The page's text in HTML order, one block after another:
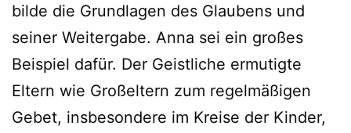
bilde die Grundlagen des Glaubens und
seiner Weitergabe. Anna sei ein großes
Beispiel dafür. Der Geistliche ermutigte
Eltern wie Großeltern zum regelmäßigen
Gebet, insbesondere im Kreise der Kinder,